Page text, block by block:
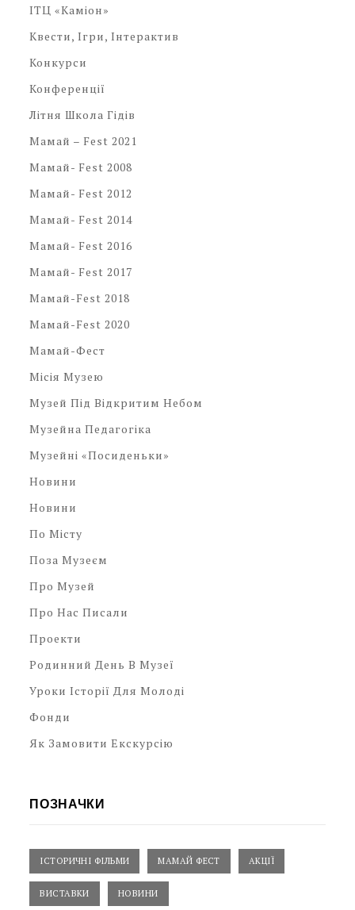
ІТЦ «Каміон»
Квести, Ігри, Інтерактив
Конкурси
Конференції
Літня Школа Гідів
Мамай – Fest 2021
Мамай- Fest 2008
Мамай- Fest 2012
Мамай- Fest 2014
Мамай- Fest 2016
Мамай- Fest 2017
Мамай-Fest 2018
Мамай-Fest 2020
Мамай-Фест
Місія Музею
Музей Під Відкритим Небом
Музейна Педагогіка
Музейні «посиденьки»
Новини
Новини
По Місту
Поза Музеєм
Про Музей
Про Нас Писали
Проекти
Родинний День В Музеї
Уроки Історії Для Молоді
Фонди
Як Замовити Екскурсію
ПОЗНАЧКИ
ІСТОРИЧНІ ФІЛЬМИ МАМАЙ ФЕСТ АКЦІЇ
ВИСТАВКИ НОВИНИ